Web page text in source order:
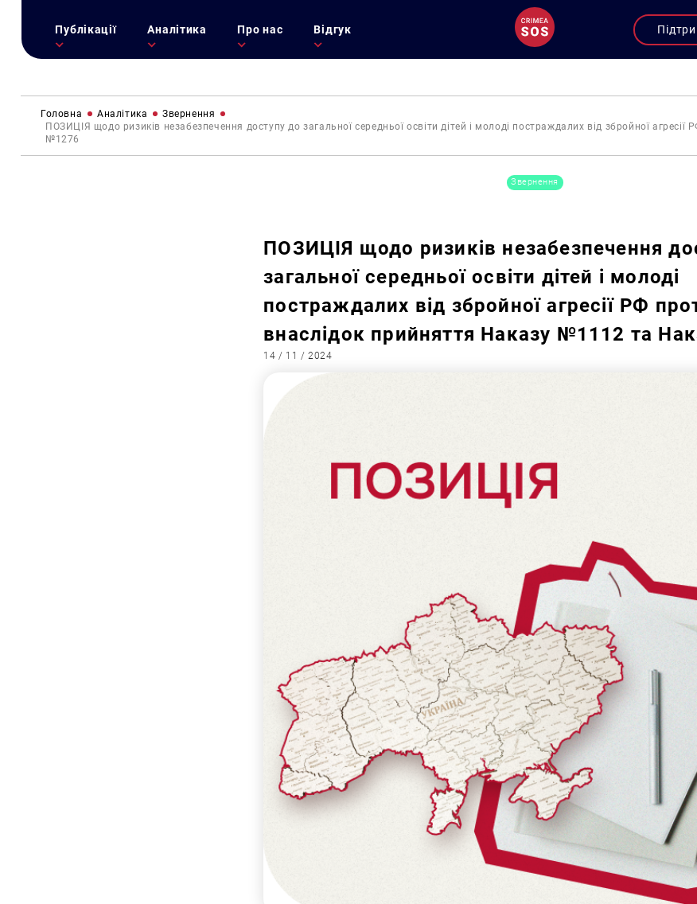
Публікації Аналітика Про нас Відгук
Головна Аналітика
Звернення
ПОЗИЦІЯ щодо ризиків незабезпечення доступу до загальної середньої освіти дітей і молоді постраждалих від збройної
№1276
Звернення
ПОЗИЦІЯ щодо ризиків незабезпечення
загальної середньої освіти дітей і молоді
постраждалих від збройної агресії РФ
внаслідок прийняття Наказу №1112 та
14 / 11 / 2024